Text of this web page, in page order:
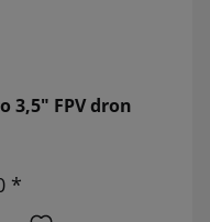
3,5" FPV dron
*